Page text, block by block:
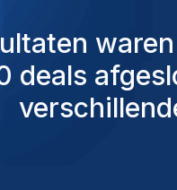
die
ben ik